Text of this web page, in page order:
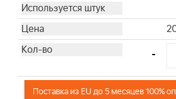
-
Поставка из EU до 5 месяцев 100%